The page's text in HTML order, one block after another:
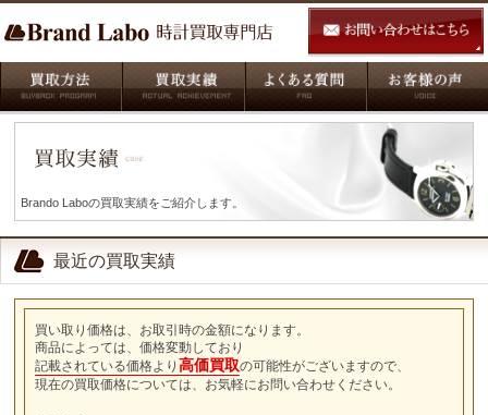
Brando Laboの買取実績をご紹介します。
最近の買取実績
買い取り価格は、お取引時の金額になります。
商品によっては、価格変動しており
記載されている価格より 高価買取の可能性がございますので、
現在の買取価格については、お気軽にお問い合わせください。